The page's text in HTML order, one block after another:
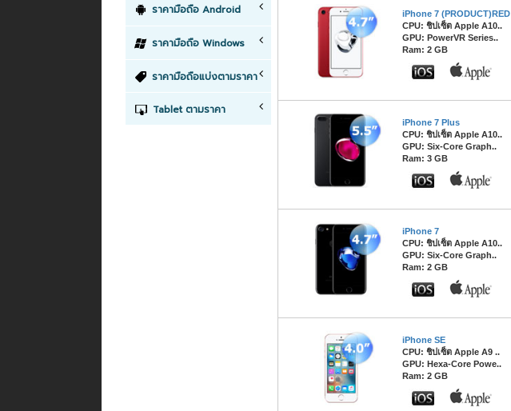
ราคามือถือ Android
ราคามือถือ Windows
ราคามือถือแบ่งตามราคา
Tablet ตามราคา
iPhone 7 (PRODUCT)RED
CPU: ชิปเซ็ต Apple A10..
GPU: PowerVR Series..
Ram: 2 GB
iPhone 7 Plus
CPU: ชิปเซ็ต Apple A10..
GPU: Six-Core Graph..
Ram: 3 GB
iPhone 7
CPU: ชิปเซ็ต Apple A10..
GPU: Six-Core Graph..
Ram: 2 GB
iPhone SE
CPU: ชิปเซ็ต Apple A9 ..
GPU: Hexa-Core Powe..
Ram: 2 GB